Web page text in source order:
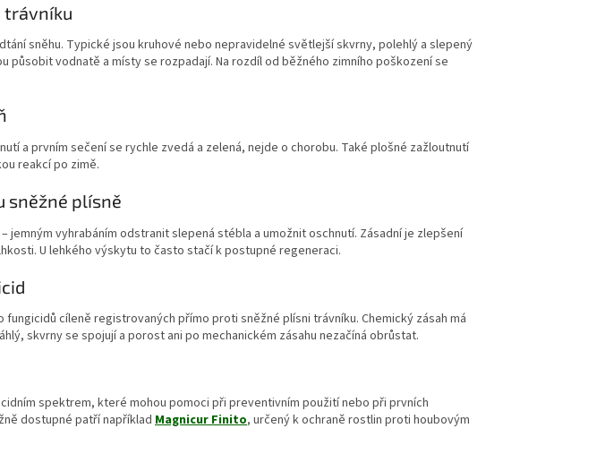
trávníku
sněhu. Typické jsou kruhové nebo nepravidelné světlejší skvrny, polehlý a slepený
působit vodnatě a místy se rozpadají. Na rozdíl od běžného zimního poškození se
a prvním sečení se rychle zvedá a zelená, nejde o chorobu. Také plošné zažloutnutí
reakcí po zimě.
sněžné plísně
jemným vyhrabáním odstranit slepená stébla a umožnit oschnutí. Zásadní je zlepšení
U lehkého výskytu to často stačí k postupné regeneraci.
fungicidů cíleně registrovaných přímo proti sněžné plísni trávníku. Chemický zásah má
skvrny se spojují a porost ani po mechanickém zásahu nezačíná obrůstat.
spektrem, které mohou pomoci při preventivním použití nebo při prvních
dostupné patří například Magnicur Finito, určený k ochraně rostlin proti houbovým